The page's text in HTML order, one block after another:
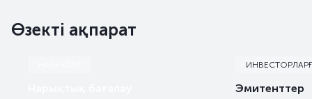
Өзекті ақпарат
Эмитенттер